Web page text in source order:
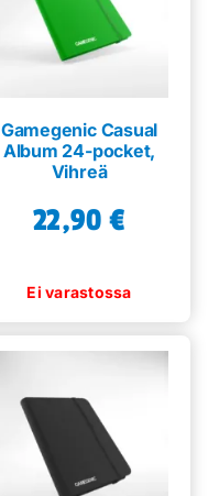
Gamegenic Casual
Album 24-pocket,
Vihreä
22,90 €